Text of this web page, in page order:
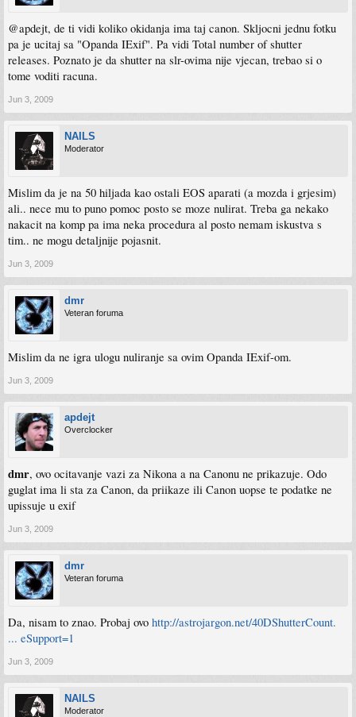
@apdejt, de ti vidi koliko okidanja ima taj canon. Skljocni jednu fotku
pa je ucitaj sa "Opanda IExif". Pa vidi Total number of shutter
releases. Poznato je da shutter na slr-ovima nije vjecan, trebao si o
tome voditi racuna.
Jun 3, 2009
NAILS
Moderator
Mislim da je na 50 hiljada kao ostali EOS aparati (a mozda i grjesim)
ali.. nece mu to puno pomoc posto se moze nulirat. Treba ga nekako
nakacit na komp pa ima neka procedura al posto nemam iskustva s
tim.. ne mogu detaljnije pojasnit.
Jun 3, 2009
dmr
Veteran foruma
Mislim da ne igra ulogu nuliranje sa ovim Opanda IExif-om.
Jun 3, 2009
apdejt
Overclocker
dmr, ovo ocitavanje vazi za Nikona a na Canonu ne prikazuje. Odo
guglat ima li sta za Canon, da priikaze ili Canon uopse te podatke ne
upissuje u exif
Jun 3, 2009
dmr
Veteran foruma
Da, nisam to znao. Probaj ovo http://astrojargon.net/40DShutterCount.
... eSupport=1
Jun 3, 2009
NAILS
Moderator